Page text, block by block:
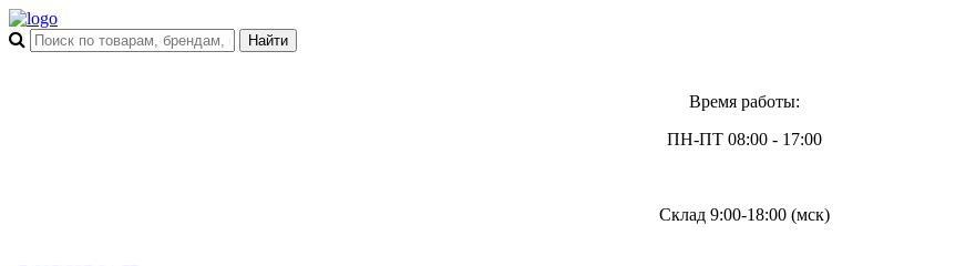
Время работы:
ПН-ПТ 08:00 - 17:00
Склад 9:00-18:00 (мск)